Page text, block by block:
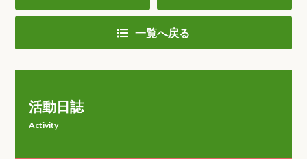
一覧へ戻る
活動日誌
Activity